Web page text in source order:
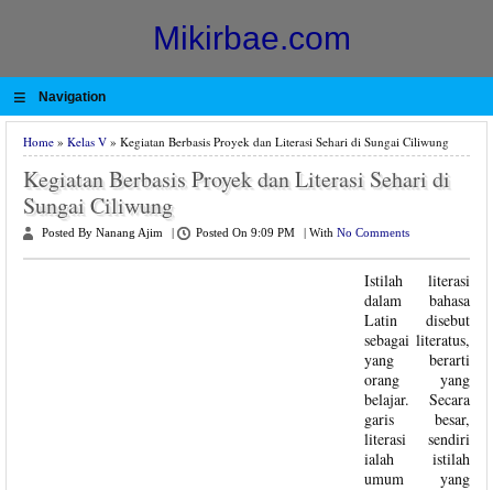
Mikirbae.com
≡ Navigation
Home » Kelas V » Kegiatan Berbasis Proyek dan Literasi Sehari di Sungai Ciliwung
Kegiatan Berbasis Proyek dan Literasi Sehari di
Sungai Ciliwung
Posted By Nanang Ajim Posted On 9:09 PM With No Comments
Istilah literasi
dalam bahasa
Latin disebut
sebagai literatus,
yang berarti
orang yang
belajar. Secara
garis besar,
literasi sendiri
ialah istilah
umum yang